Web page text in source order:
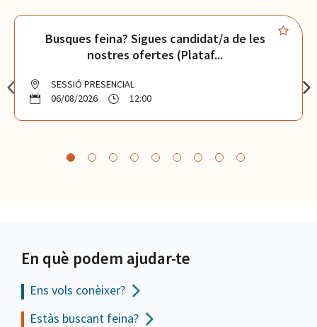
Busques feina? Sigues candidat/a de les
nostres ofertes (Plataf...
SESSIÓ PRESENCIAL
06/08/2026
12:00
En què podem ajudar-te
Ens vols conèixer?
Estàs buscant feina?